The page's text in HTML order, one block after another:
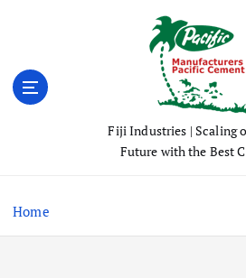
n
Fiji Industries | Scaling
Future with the Best
Home